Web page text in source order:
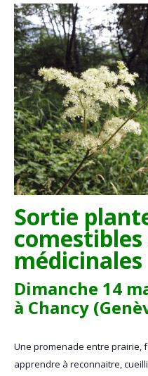
Sortie p
comestibles
médicinales
Dimanche 14
à Chancy (G
Une promenade entre prairie,
apprendre à reconnaitre,